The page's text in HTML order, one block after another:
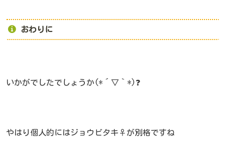
おわりに
いかがでしたでしょうか(*´▽｀*)❓
やはり個人的にはジョウビタキ♀が別格ですね